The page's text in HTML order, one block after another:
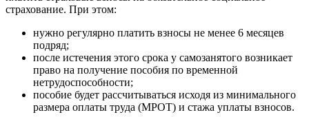
страхование. При этом:
нужно регулярно платить взносы не менее 6 месяцев
подряд;
после истечения этого срока у самозанятого возникает
право на получение пособия по временной
нетрудоспособности;
пособие будет рассчитываться исходя из минимального
размера оплаты труда (МРОТ) и стажа уплаты взносов.